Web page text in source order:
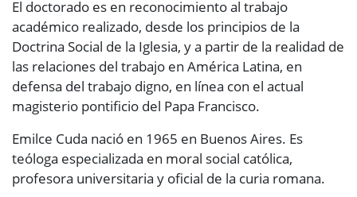
El doctorado es en reconocimiento al trabajo
académico realizado, desde los principios de la
Doctrina Social de la Iglesia, y a partir de la realidad de
las relaciones del trabajo en América Latina, en
defensa del trabajo digno, en línea con el actual
magisterio pontificio del Papa Francisco.
Emilce Cuda nació en 1965 en Buenos Aires. Es
teóloga especializada en moral social católica,
profesora universitaria y oficial de la curia romana.